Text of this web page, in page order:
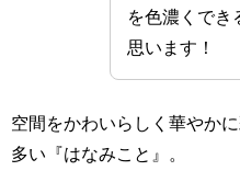
を色濃くでき
思います！
空間をかわいらしく華やか
多い『はなみこと』。